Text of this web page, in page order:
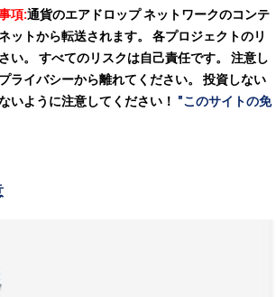
項:通貨のエアドロップ ネットワークのコンテ
ットから転送されます。 各プロジェクトのリ
い。 すべてのリスクは自己責任です。 注意し
ライバシーから離れてください。 投資しない
いように注意してください！ "このサイトの免